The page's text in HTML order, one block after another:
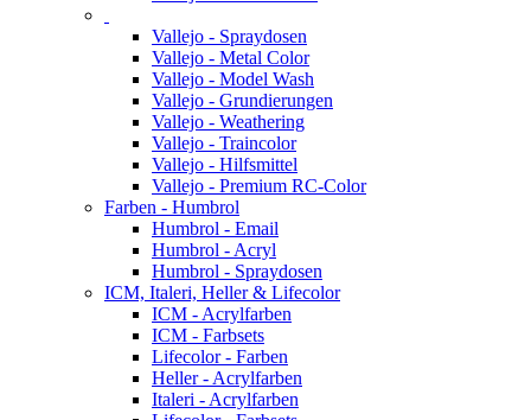
Vallejo - Spraydosen
Vallejo - Metal Color
Vallejo - Model Wash
Vallejo - Grundierungen
Vallejo - Weathering
Vallejo - Traincolor
Vallejo - Hilfsmittel
Vallejo - Premium RC-Color
Farben - Humbrol
Humbrol - Email
Humbrol - Acryl
Humbrol - Spraydosen
ICM, Italeri, Heller & Lifecolor
ICM - Acrylfarben
ICM - Farbsets
Lifecolor - Farben
Heller - Acrylfarben
Italeri - Acrylfarben